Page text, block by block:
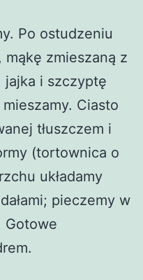
Po ostudzeniu
zmieszaną z
jajka i szczyptę
Ciasto
tłuszczem i
(tortownica o
układamy
pieczemy w
Gotowe